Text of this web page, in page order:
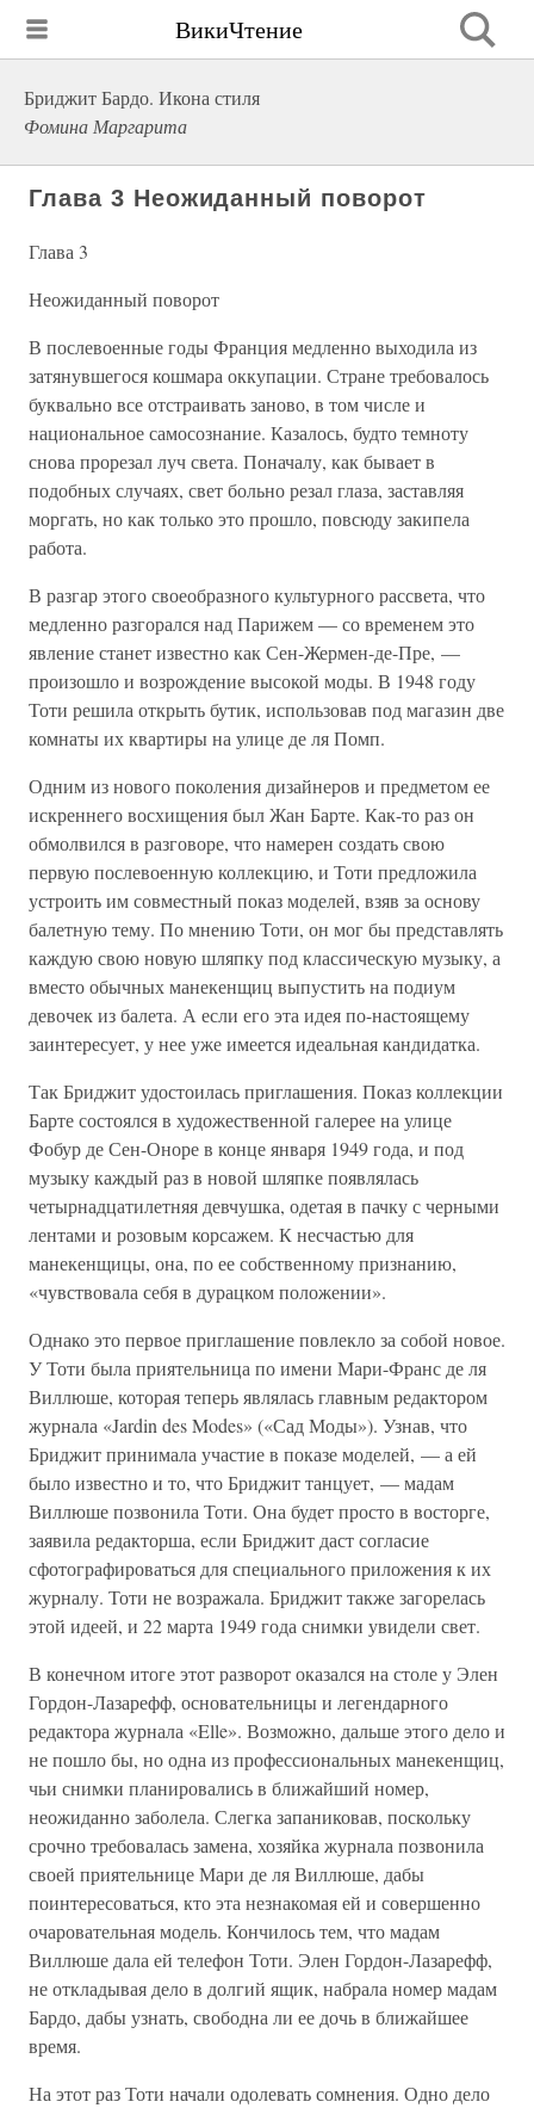
ВикиЧтение
Бриджит Бардо. Икона стиля
Фомина Маргарита
Глава 3 Неожиданный поворот
Глава 3
Неожиданный поворот
В послевоенные годы Франция медленно выходила из
затянувшегося кошмара оккупации. Стране требовалось
буквально все отстраивать заново, в том числе и
национальное самосознание. Казалось, будто темноту
снова прорезал луч света. Поначалу, как бывает в
подобных случаях, свет больно резал глаза, заставляя
моргать, но как только это прошло, повсюду закипела
работа.
В разгар этого своеобразного культурного рассвета, что
медленно разгорался над Парижем — со временем это
явление станет известно как Сен-Жермен-де-Пре, —
произошло и возрождение высокой моды. В 1948 году
Тоти решила открыть бутик, использовав под магазин две
комнаты их квартиры на улице де ля Помп.
Одним из нового поколения дизайнеров и предметом ее
искреннего восхищения был Жан Барте. Как-то раз он
обмолвился в разговоре, что намерен создать свою
первую послевоенную коллекцию, и Тоти предложила
устроить им совместный показ моделей, взяв за основу
балетную тему. По мнению Тоти, он мог бы представлять
каждую свою новую шляпку под классическую музыку, а
вместо обычных манекенщиц выпустить на подиум
девочек из балета. А если его эта идея по-настоящему
заинтересует, у нее уже имеется идеальная кандидатка.
Так Бриджит удостоилась приглашения. Показ коллекции
Барте состоялся в художественной галерее на улице
Фобур де Сен-Оноре в конце января 1949 года, и под
музыку каждый раз в новой шляпке появлялась
четырнадцатилетняя девчушка, одетая в пачку с черными
лентами и розовым корсажем. К несчастью для
манекенщицы, она, по ее собственному признанию,
«чувствовала себя в дурацком положении».
Однако это первое приглашение повлекло за собой новое.
У Тоти была приятельница по имени Мари-Франс де ля
Виллюше, которая теперь являлась главным редактором
журнала «Jardin des Modes» («Сад Моды»). Узнав, что
Бриджит принимала участие в показе моделей, — а ей
было известно и то, что Бриджит танцует, — мадам
Виллюше позвонила Тоти. Она будет просто в восторге,
заявила редакторша, если Бриджит даст согласие
сфотографироваться для специального приложения к их
журналу. Тоти не возражала. Бриджит также загорелась
этой идеей, и 22 марта 1949 года снимки увидели свет.
В конечном итоге этот разворот оказался на столе у Элен
Гордон-Лазарефф, основательницы и легендарного
редактора журнала «Elle». Возможно, дальше этого дело и
не пошло бы, но одна из профессиональных манекенщиц,
чьи снимки планировались в ближайший номер,
неожиданно заболела. Слегка запаниковав, поскольку
срочно требовалась замена, хозяйка журнала позвонила
своей приятельнице Мари де ля Виллюше, дабы
поинтересоваться, кто эта незнакомая ей и совершенно
очаровательная модель. Кончилось тем, что мадам
Виллюше дала ей телефон Тоти. Элен Гордон-Лазарефф,
не откладывая дело в долгий ящик, набрала номер мадам
Бардо, дабы узнать, свободна ли ее дочь в ближайшее
время.
На этот раз Тоти начали одолевать сомнения. Одно дело